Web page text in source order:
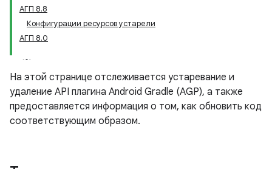
АГП 8.8
Конфигурации ресурсов устарели
АГП 8.0
На этой странице отслеживается устаревание и
удаление API плагина Android Gradle (AGP), а также
предоставляется информация о том, как обновить код
соответствующим образом.